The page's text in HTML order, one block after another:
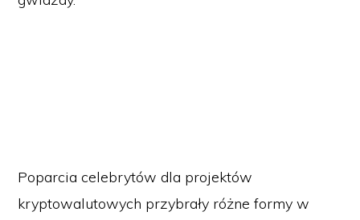
Poparcia celebrytów dla projektów
kryptowalutowych przybrały różne formy w